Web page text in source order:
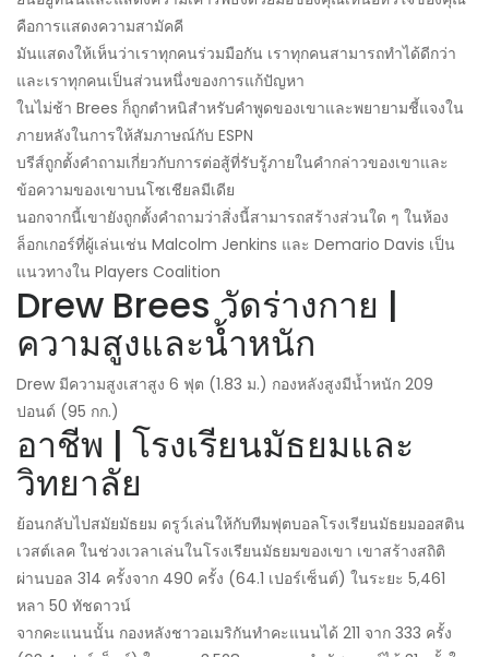
คือการแสดงความสามัคคี
มันแสดงให้เห็นว่าเราทุกคนร่วมมือกัน เราทุกคนสามารถทำได้ดีกว่า
และเราทุกคนเป็นส่วนหนึ่งของการแก้ปัญหา
ในไม่ช้า Brees ก็ถูกตำหนิสำหรับคำพูดของเขาและพยายามชี้แจงใน
ภายหลังในการให้สัมภาษณ์กับ ESPN
บรีส์ถูกตั้งคำถามเกี่ยวกับการต่อสู้ที่รับรู้ภายในคำกล่าวของเขาและ
ข้อความของเขาบนโซเชียลมีเดีย
นอกจากนี้เขายังถูกตั้งคำถามว่าสิ่งนี้สามารถสร้างส่วนใด ๆ ในห้อง
ล็อกเกอร์ที่ผู้เล่นเช่น Malcolm Jenkins และ Demario Davis เป็น
แนวทางใน Players Coalition
Drew Brees วัดร่างกาย |
ความสูงและน้ำหนัก
Drew มีความสูงเสาสูง 6 ฟุต (1.83 ม.) กองหลังสูงมีน้ำหนัก 209
ปอนด์ (95 กก.)
อาชีพ | โรงเรียนมัธยมและ
วิทยาลัย
ย้อนกลับไปสมัยมัธยม ดรูว์เล่นให้กับทีมฟุตบอลโรงเรียนมัธยมออสติน
เวสต์เลค ในช่วงเวลาเล่นในโรงเรียนมัธยมของเขา เขาสร้างสถิติ
ผ่านบอล 314 ครั้งจาก 490 ครั้ง (64.1 เปอร์เซ็นต์) ในระยะ 5,461
หลา 50 ทัชดาวน์
จากคะแนนนั้น กองหลังชาวอเมริกันทำคะแนนได้ 211 จาก 333 ครั้ง